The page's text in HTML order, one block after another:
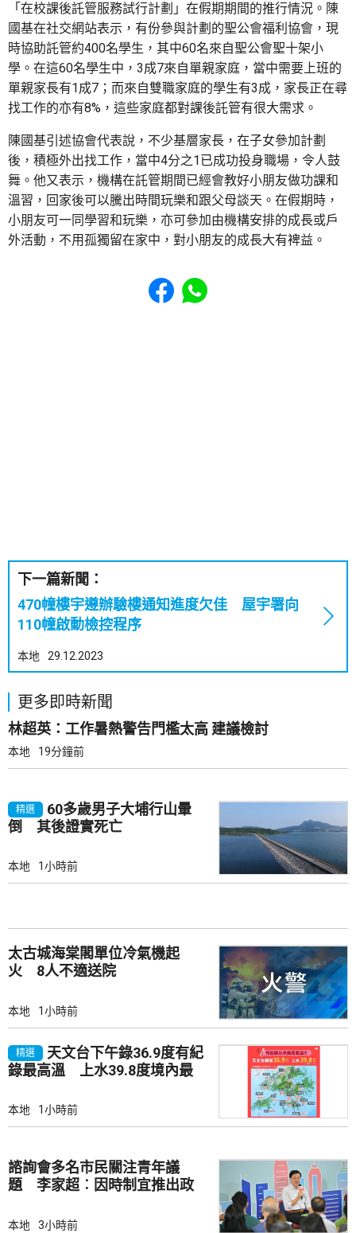
「在校課後託管服務試行計劃」在假期期間的推行情況。陳
國基在社交網站表示，有份參與計劃的聖公會福利協會，現
時協助託管約400名學生，其中60名來自聖公會聖十架小
學。在這60名學生中，3成7來自單親家庭，當中需要上班的
單親家長有1成7；而來自雙職家庭的學生有3成，家長正在尋
找工作的亦有8%，這些家庭都對課後託管有很大需求。
陳國基引述協會代表說，不少基層家長，在子女參加計劃
後，積極外出找工作，當中4分之1已成功投身職場，令人鼓
舞。他又表示，機構在託管期間已經會教好小朋友做功課和
溫習，回家後可以騰出時間玩樂和跟父母談天。在假期時，
小朋友可一同學習和玩樂，亦可參加由機構安排的成長或戶
外活動，不用孤獨留在家中，對小朋友的成長大有裨益。
Share to Facebook
Share to WhatsApp
下一篇新聞：
470幢樓宇遵辦驗樓通知進度欠佳 屋宇署向
110幢啟動檢控程序
本地 29.12.2023
更多即時新聞
林超英：工作暑熱警告門檻太高 建議檢討
本地 19分鐘前
精選
60多歲男子大埔行山暈
倒 其後證實死亡
本地 1小時前
太古城海棠閣單位冷氣機起
火 8人不適送院
本地 1小時前
精選
天文台下午錄36.9度有紀
錄最高溫 上水39.8度境內最
本地 1小時前
諮詢會多名市民關注青年議
題 李家超︰因時制宜推出政
本地 3小時前